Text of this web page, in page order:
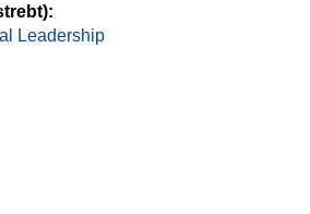
Leadership